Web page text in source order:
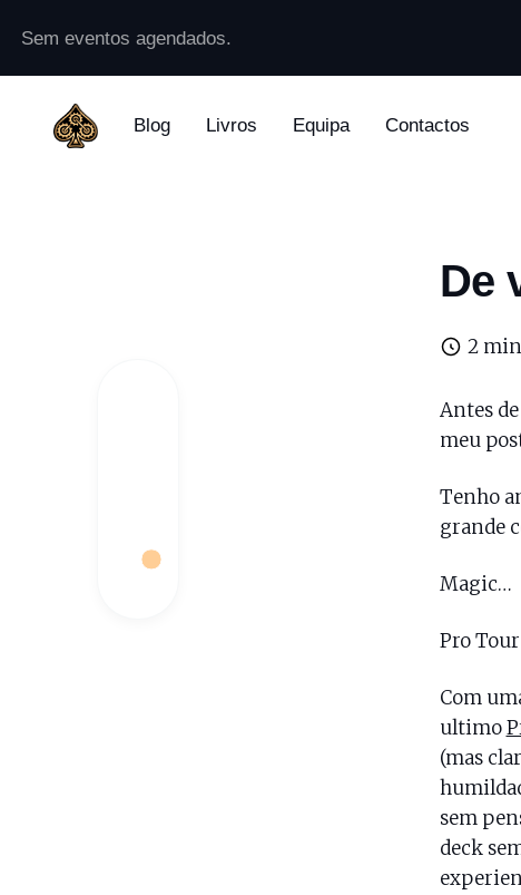
Sem eventos agendados.
Blog Livros Equipa Contactos
De
2
Antes
meu
Tenho
grande
Magic…
Pro Tour
Com
ultimo
(mas
sem
deck